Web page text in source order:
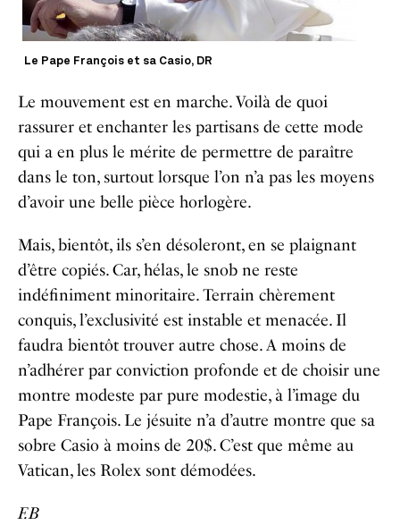
Le Pape François et sa Casio, DR
Le mouvement est en marche. Voilà de quoi
rassurer et enchanter les partisans de cette mode
qui a en plus le mérite de permettre de paraître
dans le ton, surtout lorsque l’on n’a pas les moyens
d’avoir une belle pièce horlogère.
Mais, bientôt, ils s’en désoleront, en se plaignant
d’être copiés. Car, hélas, le snob ne reste
indéfiniment minoritaire. Terrain chèrement
conquis, l’exclusivité est instable et menacée. Il
faudra bientôt trouver autre chose. A moins de
n’adhérer par conviction profonde et de choisir une
montre modeste par pure modestie, à l’image du
Pape François. Le jésuite n’a d’autre montre que sa
sobre Casio à moins de 20$. C’est que même au
Vatican, les Rolex sont démodées.
F.B